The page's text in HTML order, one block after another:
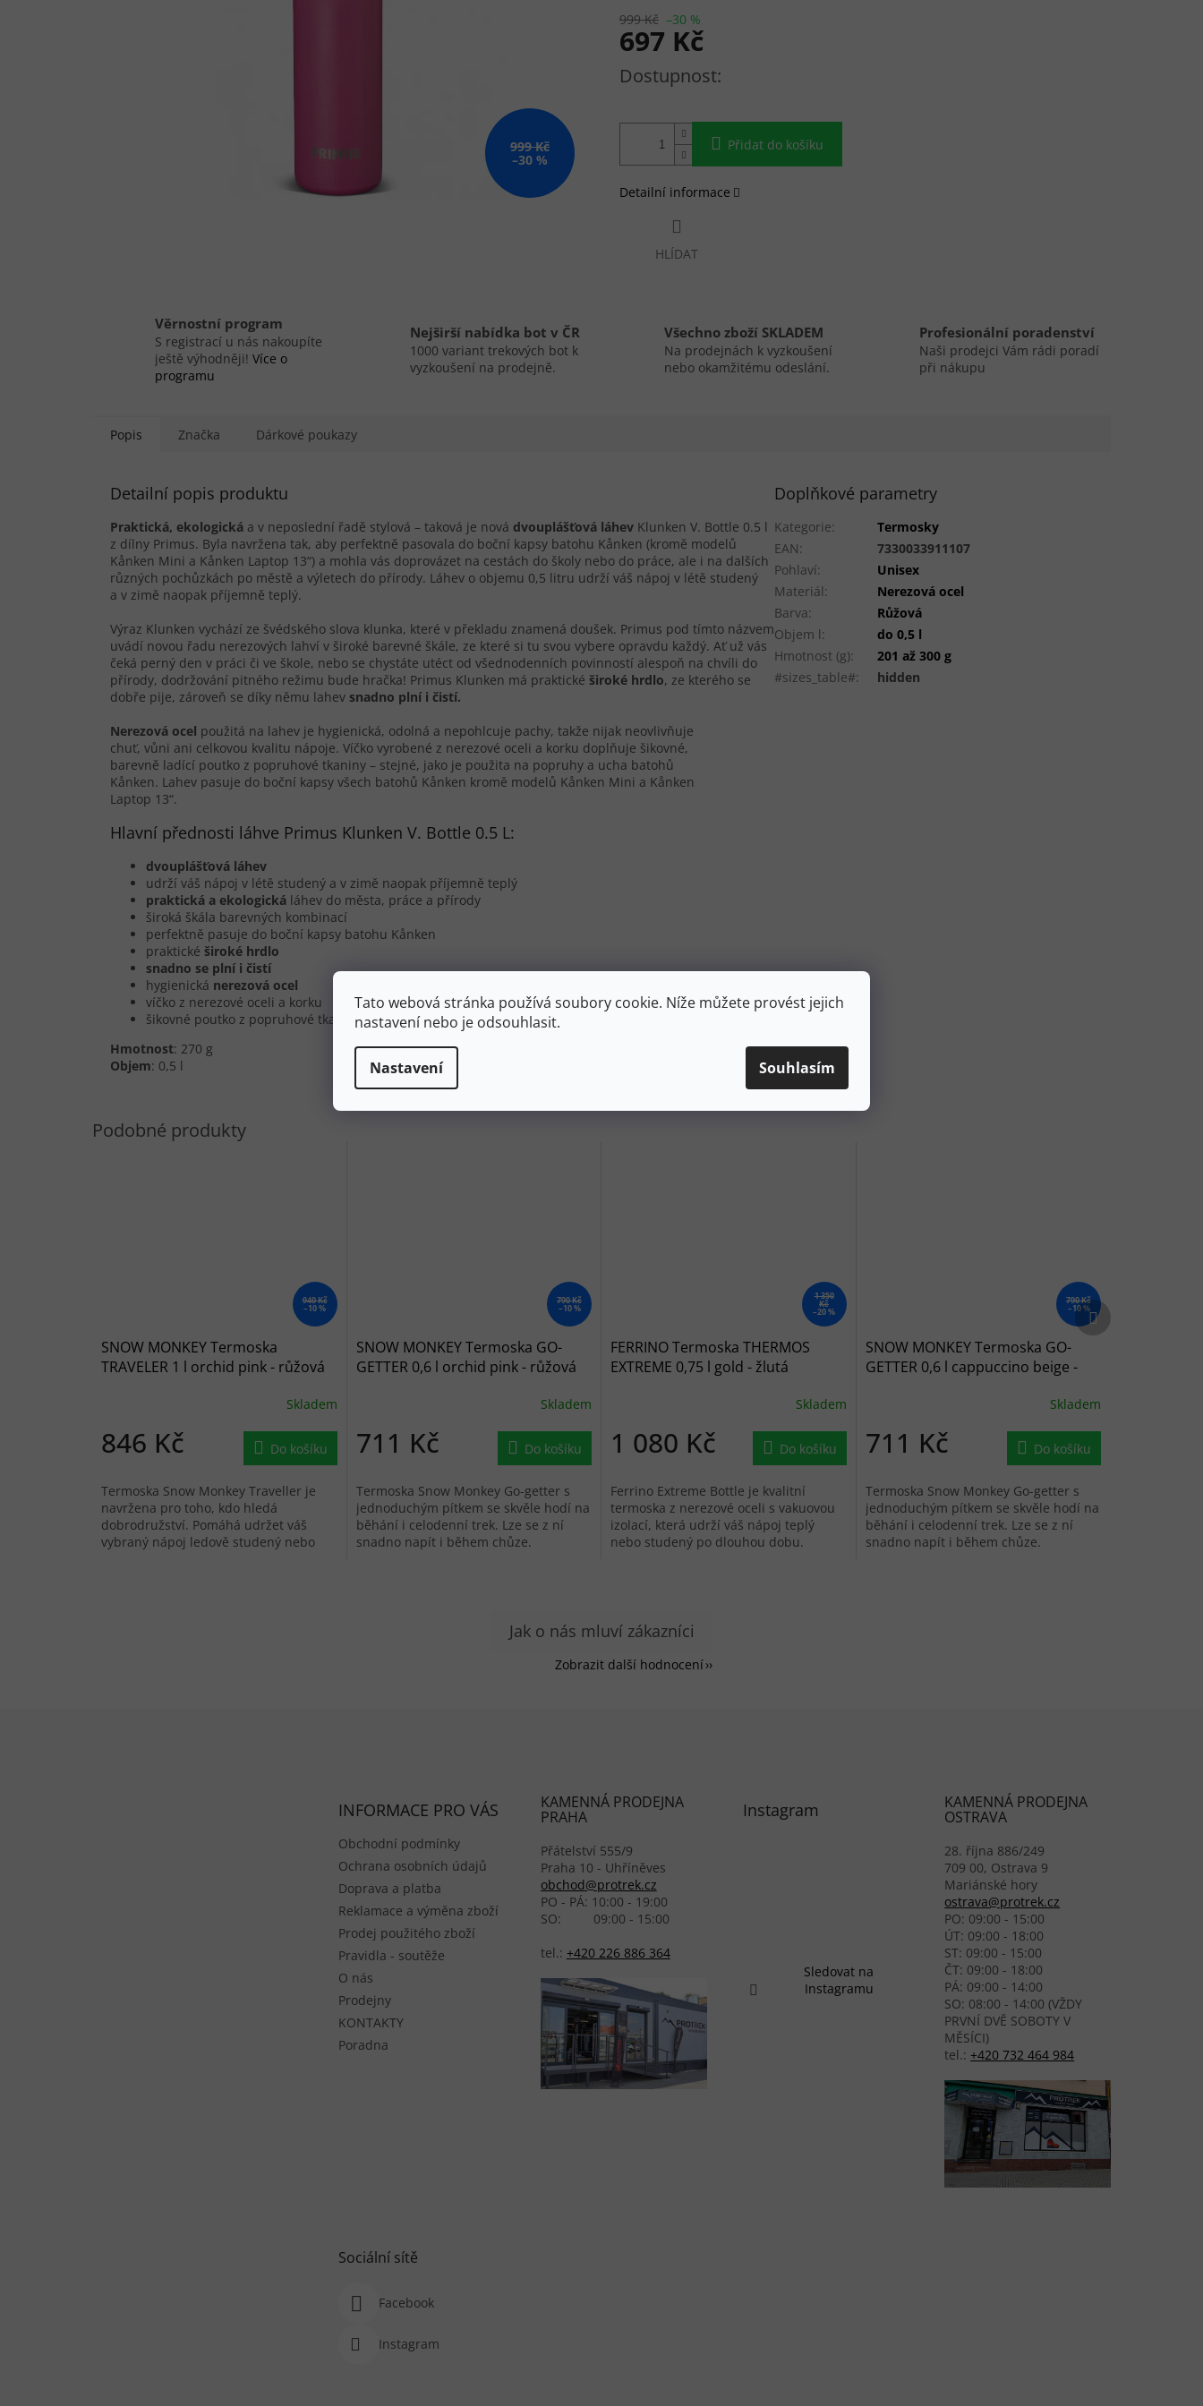
Tato webová stránka používá soubory cookie. Níže můžete provést jejich
nastavení nebo je odsouhlasit.
Nastavení Souhlasím
999 Kč
–30 %
999 Kč –30 %
697 Kč
Měrná cena:
Přidat do košíku
Detailní informace
HLÍDAT
Věrnostní program
S registrací u nás nakoupíte
ještě výhodněji! Více o
programu
Nejširší nabídka bot v ČR
1000 variant trekových bot k
vyzkoušení na prodejně.
Všechno zboží SKLADEM
Na prodejnách k vyzkoušení
nebo okamžitému odeslání.
Profesionální poradenství
Naši prodejci Vám rádi poradí
při nákupu
Popis Značka Dárkové poukazy
Detailní popis produktu
Praktická, ekologická a v neposlední řadě stylová – taková je nová dvouplášťová láhev Klunken V. Bottle 0.5 l
z dílny Primus. Byla navržena tak, aby perfektně pasovala do boční kapsy batohu Kånken (kromě modelů
Kånken Mini a Kånken Laptop 13“) a mohla vás doprovázet na cestách do školy nebo do práce, ale i na dalších
různých pochůzkách po městě a výletech do přírody. Láhev o objemu 0,5 litru udrží váš nápoj v létě studený
a v zimě naopak příjemně teplý.
Výraz Klunken vychází ze švédského slova klunka, které v překladu znamená doušek. Primus pod tímto názvem
uvádí novou řadu nerezových lahví v široké barevné škále, ze které si tu svou vybere opravdu každý. Ať už vás
čeká perný den v práci či ve škole, nebo se chystáte utéct od všednodenních povinností alespoň na chvíli do
přírody, dodržování pitného režimu bude hračka! Primus Klunken má praktické široké hrdlo, ze kterého se
dobře pije, zároveň se díky němu lahev snadno plní i čistí.
Nerezová ocel použitá na lahev je hygienická, odolná a nepohlcuje pachy, takže nijak neovlivňuje
chuť, vůni ani celkovou kvalitu nápoje. Víčko vyrobené z nerezové oceli a korku doplňuje šikovné,
barevně ladící poutko z popruhové tkaniny – stejné, jako je použita na popruhy a ucha batohů
Kånken. Lahev pasuje do boční kapsy všech batohů Kånken kromě modelů Kånken Mini a Kånken
Laptop 13“.
Hlavní přednosti láhve Primus Klunken V. Bottle 0.5 L:
dvouplášťová láhev
udrží váš nápoj v létě studený a v zimě naopak příjemně teplý
praktická a ekologická láhev do města, práce a přírody
široká škála barevných kombinací
perfektně pasuje do boční kapsy batohu Kånken
praktické široké hrdlo
snadno se plní i čistí
hygienická nerezová ocel
víčko z nerezové oceli a korku
šikovné poutko z popruhové tkaniny
Hmotnost: 270 g
Objem: 0,5 l
Doplňkové parametry
Kategorie:
Termosky
EAN:
7330033911107
Pohlaví:
Unisex
Materiál:
Nerezová ocel
Barva:
Růžová
Objem l:
do 0,5 l
Hmotnost (g):
201 až 300 g
#sizes_table#: hidden
940 Kč
–10 %
SNOW MONKEY Termoska
TRAVELER 1 l orchid pink - růžová
Skladem
846 Kč Do košíku
Termoska Snow Monkey Traveller je
navržena pro toho, kdo hledá
dobrodružství. Pomáhá udržet váš
vybraný nápoj ledově studený nebo
790 Kč
–10 %
SNOW MONKEY Termoska GO-
GETTER 0,6 l orchid pink - růžová
Skladem
711 Kč Do košíku
Termoska Snow Monkey Go-getter s
jednoduchým pítkem se skvěle hodí na
běhání i celodenní trek. Lze se z ní
snadno napít i během chůze.
1 350
Kč
–20 %
FERRINO Termoska THERMOS
EXTREME 0,75 l gold - žlutá
Skladem
1 080 Kč Do košíku
Ferrino Extreme Bottle je kvalitní
termoska z nerezové oceli s vakuovou
izolací, která udrží váš nápoj teplý
nebo studený po dlouhou dobu.
790 Kč
–10 %
SNOW MONKEY Termoska GO-
GETTER 0,6 l cappuccino beige -
Skladem
711 Kč Do košíku
Termoska Snow Monkey Go-getter s
jednoduchým pítkem se skvěle hodí na
běhání i celodenní trek. Lze se z ní
snadno napít i během chůze.
Další produkt
Zobrazit další hodnocení
INFORMACE PRO VÁS
Obchodní podmínky
Ochrana osobních údajů
Doprava a platba
Reklamace a výměna zboží
Prodej použitého zboží
Pravidla - soutěže
O nás
Prodejny
KONTAKTY
Poradna
KAMENNÁ PRODEJNA
PRAHA
Přátelství 555/9
Praha 10 - Uhříněves
obchod@protrek.cz
PO - PÁ: 10:00 - 19:00
SO: 09:00 - 15:00
tel.: +420 226 886 364
Instagram
Sledovat na
Instagramu
KAMENNÁ PRODEJNA
OSTRAVA
28. října 886/249
709 00, Ostrava 9
Mariánské hory
ostrava@protrek.cz
PO: 09:00 - 15:00
ÚT: 09:00 - 18:00
ST: 09:00 - 15:00
ČT: 09:00 - 18:00
PÁ: 09:00 - 14:00
SO: 08:00 - 14:00 (VŽDY
PRVNÍ DVĚ SOBOTY V
MĚSÍCI)
tel.:+420 732 464 984
Sociální sítě
Facebook
Instagram